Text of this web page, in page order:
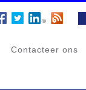
Contacteer ons